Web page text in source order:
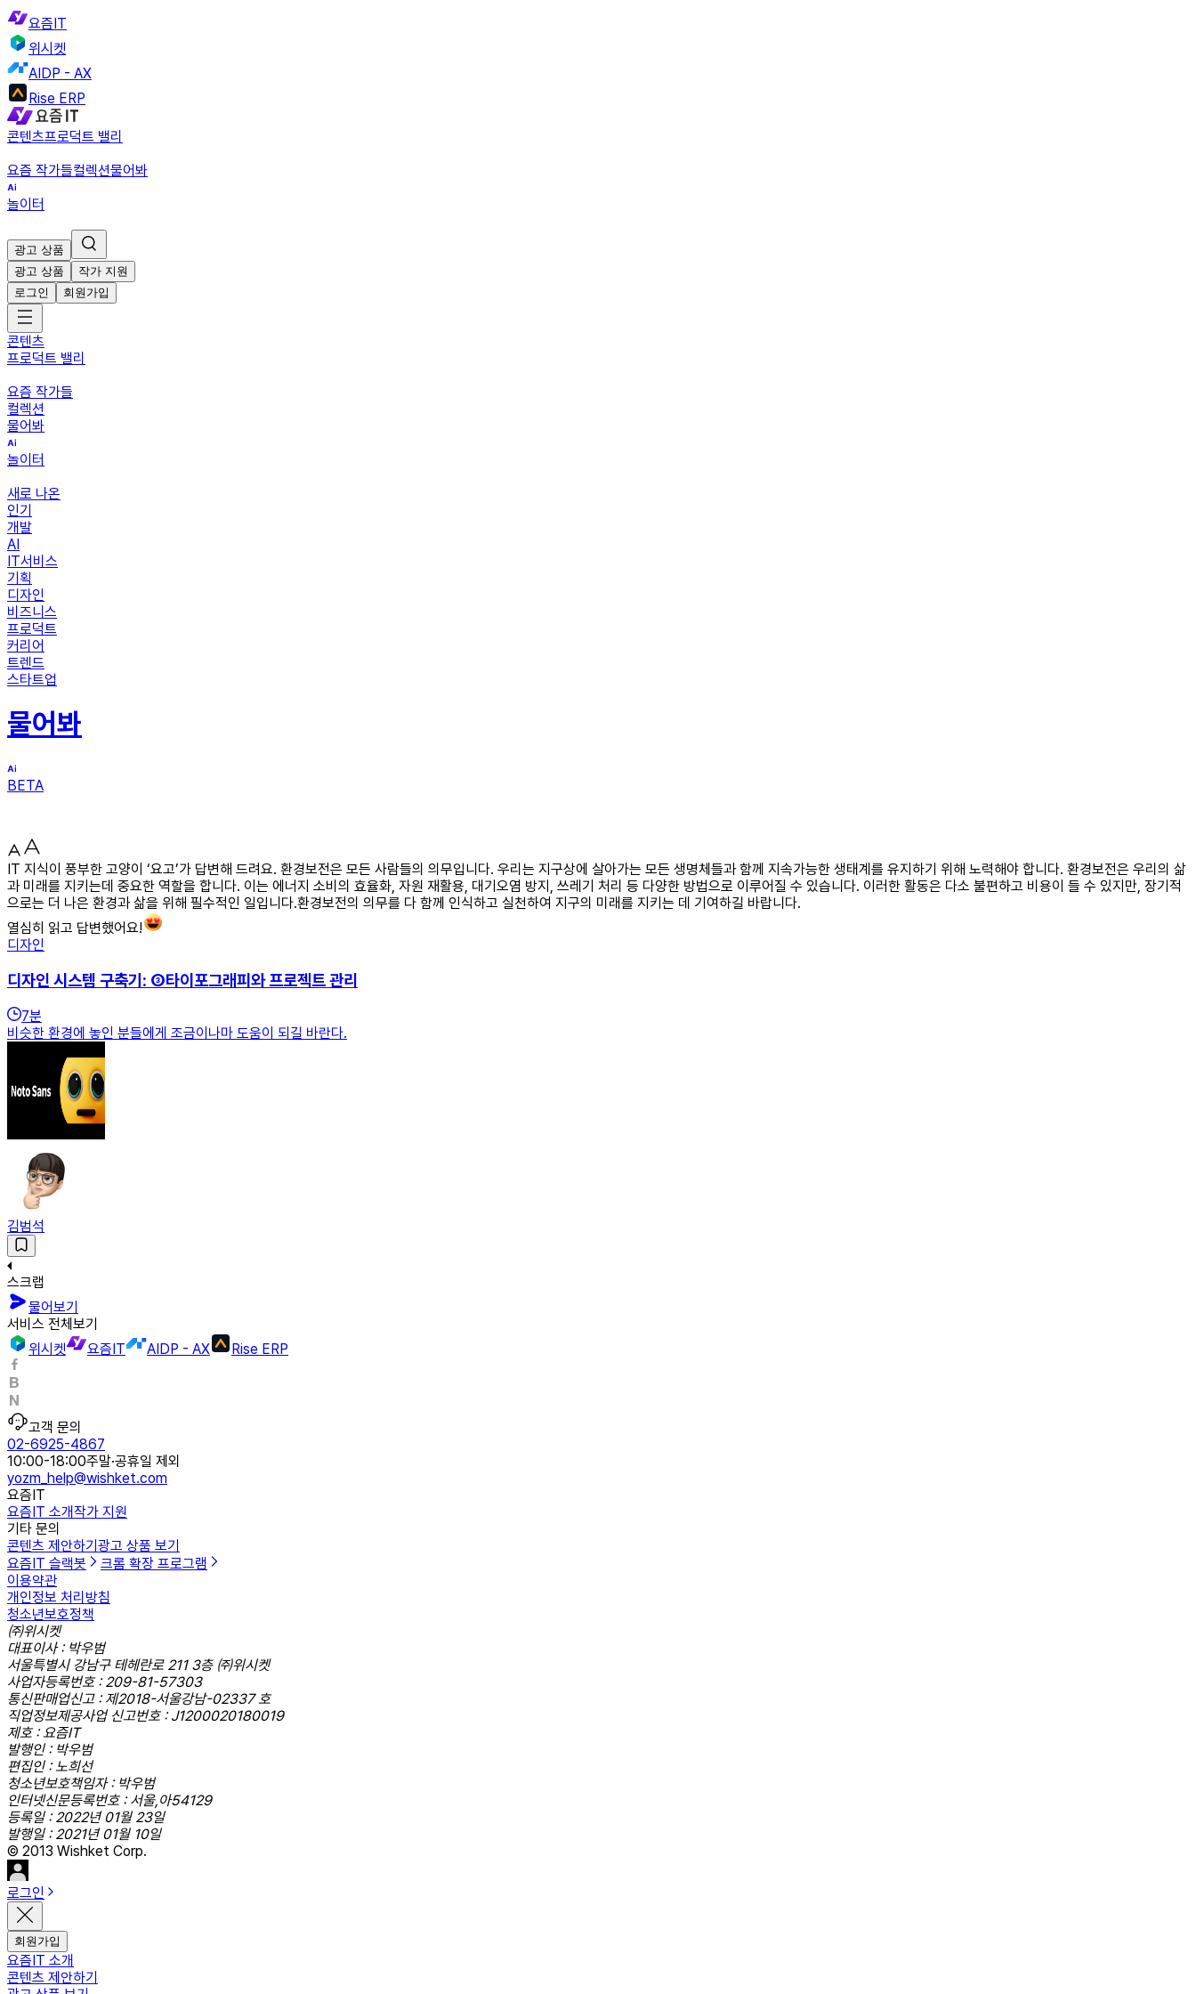
요즘IT
위시켓
AIDP - AX
Rise ERP
콘텐츠프로덕트 밸리
요즘 작가들컬렉션물어봐
놀이터
광고 상품
광고 상품
작가 지원
로그인
회원가입
콘텐츠
프로덕트 밸리
요즘 작가들
컬렉션
물어봐
놀이터
새로 나온
인기
개발
AI
IT서비스
기획
디자인
비즈니스
프로덕트
커리어
트렌드
스타트업
물어봐
BETA
IT 지식이 풍부한 고양이 ‘요고’가 답변해 드려요. 환경보전은 모든 사람들의 의무입니다. 우리는 지구상에 살아가는 모든 생명체들과 함께 지속가능한 생태계를 유지하기 위해 노력해야 합니다. 환경보전은 우리의 삶
과 미래를 지키는데 중요한 역할을 합니다. 이는 에너지 소비의 효율화, 자원 재활용, 대기오염 방지, 쓰레기 처리 등 다양한 방법으로 이루어질 수 있습니다. 이러한 활동은 다소 불편하고 비용이 들 수 있지만, 장기적
으로는 더 나은 환경과 삶을 위해 필수적인 일입니다.환경보전의 의무를 다 함께 인식하고 실천하여 지구의 미래를 지키는 데 기여하길 바랍니다.
열심히 읽고 답변했어요!
디자인
디자인 시스템 구축기: ③타이포그래피와 프로젝트 관리
7분
비슷한 환경에 놓인 분들에게 조금이나마 도움이 되길 바란다.
김범석
스크랩
물어보기
서비스 전체보기
위시켓
요즘IT AIDP - AX Rise ERP
고객 문의
02-6925-4867
10:00-18:00주말·공휴일 제외
yozm_help@wishket.com
요즘IT
요즘IT 소개작가 지원
기타 문의
콘텐츠 제안하기 광고 상품 보기
요즘IT 슬랙봇
크롬 확장 프로그램
이용약관
개인정보 처리방침
청소년보호정책
㈜위시켓
대표이사 : 박우범
서울특별시 강남구 테헤란로 211 3층 ㈜위시켓
사업자등록번호 : 209-81-57303
통신판매업신고 : 제2018-서울강남-02337 호
직업정보제공사업 신고번호 : J1200020180019
제호 : 요즘IT
발행인 : 박우범
편집인 : 노희선
청소년보호책임자 : 박우범
인터넷신문등록번호 : 서울,아54129
등록일 : 2022년 01월 23일
발행일 : 2021년 01월 10일
© 2013 Wishket Corp.
로그인
회원가입
요즘IT 소개
콘텐츠 제안하기